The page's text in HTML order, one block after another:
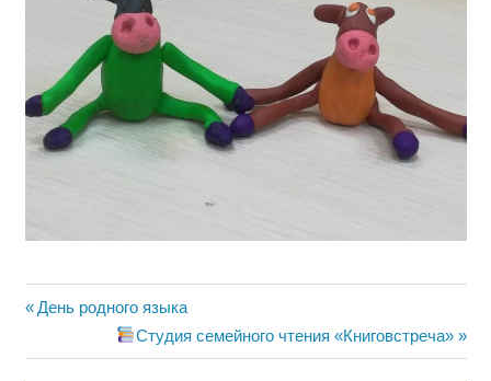
Навигация
по
Предыдущая
День родного языка
Следующая
запись:
Студия семейного чтения «Книговстреча»